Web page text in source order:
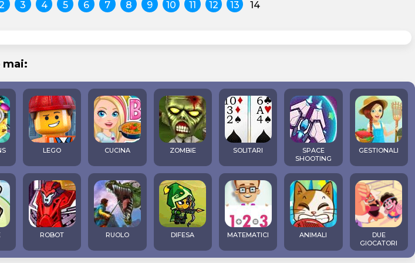
3 4 5 6 7 8 9 10 11 12 13 14
mai:
LEGO CUCINA ZOMBIE SOLITARI
SPACE
SHOOTING
GESTIONALI
ROBOT RUOLO DIFESA MATEMATICI ANIMALI
DUE
GIOCATORI